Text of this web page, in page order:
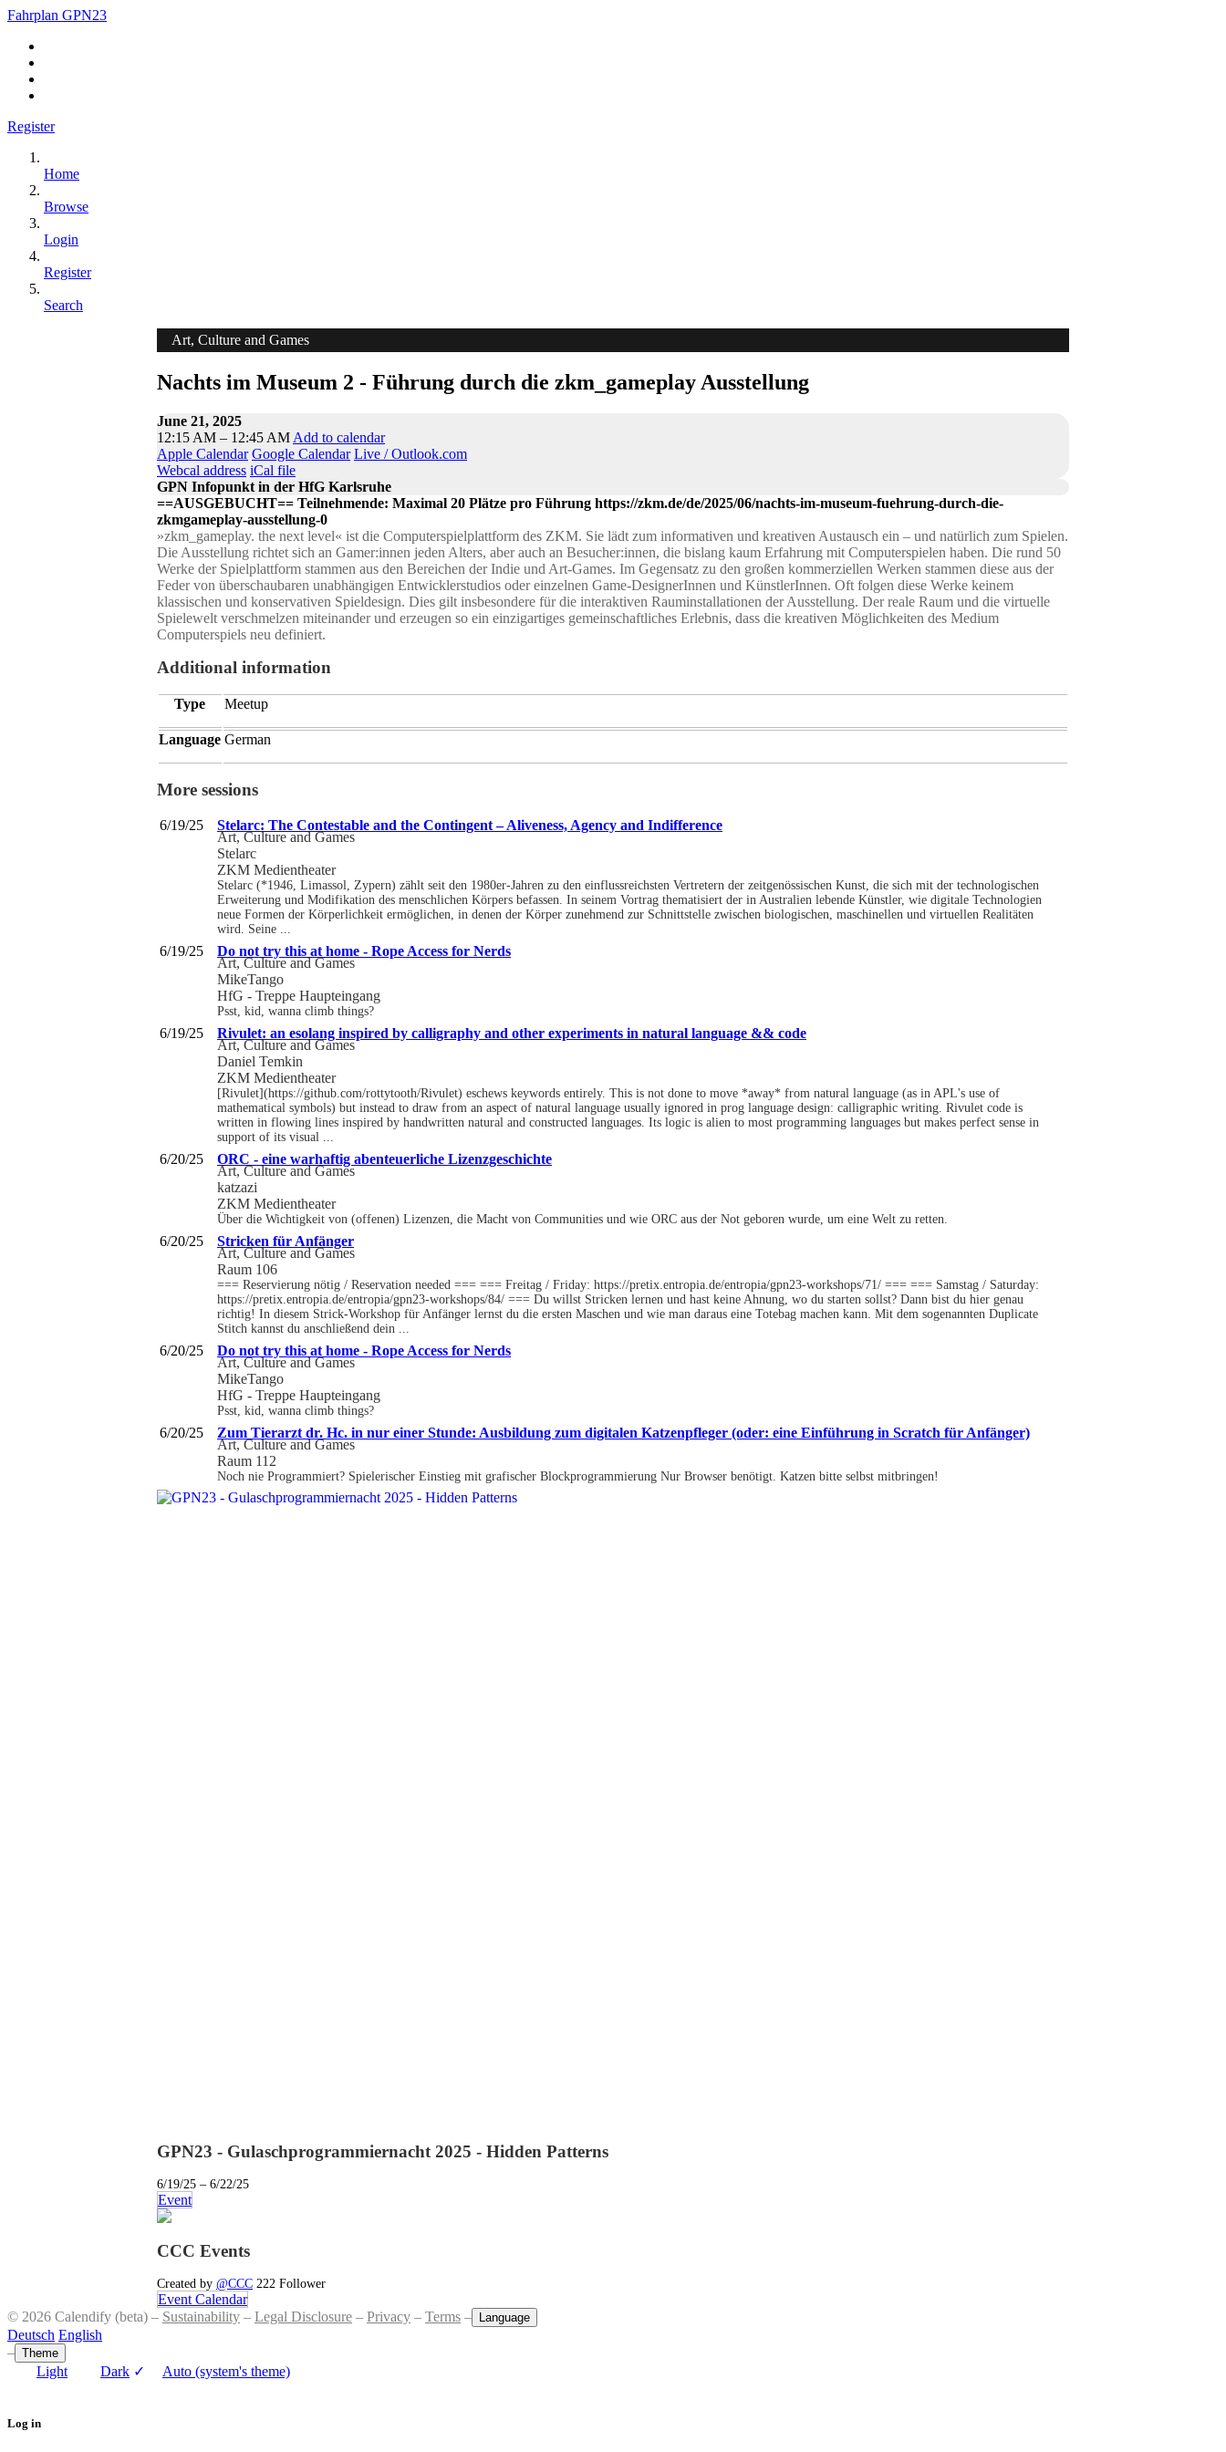
Fahrplan GPN23
Register
Home
Browse
Login
Register
Search
Art, Culture and Games
Nachts im Museum 2 - Führung durch die zkm_gameplay Ausstellung
June 21, 2025
12:15 AM – 12:45 AM Add to calendar
Apple Calendar Google Calendar Live / Outlook.com
Webcal address iCal file
GPN Infopunkt in der HfG Karlsruhe
==AUSGEBUCHT== Teilnehmende: Maximal 20 Plätze pro Führung https://zkm.de/de/2025/06/nachts-im-museum-fuehrung-durch-die-
zkmgameplay-ausstellung-0
»zkm_gameplay. the next level« ist die Computerspielplattform des ZKM. Sie lädt zum informativen und kreativen Austausch ein – und natürlich zum Spielen.
Die Ausstellung richtet sich an Gamer:innen jeden Alters, aber auch an Besucher:innen, die bislang kaum Erfahrung mit Computerspielen haben. Die rund 50
Werke der Spielplattform stammen aus den Bereichen der Indie und Art-Games. Im Gegensatz zu den großen kommerziellen Werken stammen diese aus der
Feder von überschaubaren unabhängigen Entwicklerstudios oder einzelnen Game-DesignerInnen und KünstlerInnen. Oft folgen diese Werke keinem
klassischen und konservativen Spieldesign. Dies gilt insbesondere für die interaktiven Rauminstallationen der Ausstellung. Der reale Raum und die virtuelle
Spielewelt verschmelzen miteinander und erzeugen so ein einzigartiges gemeinschaftliches Erlebnis, dass die kreativen Möglichkeiten des Medium
Computerspiels neu definiert.
Additional information
Type Meetup
Language German
More sessions
6/19/25 Stelarc: The Contestable and the Contingent – Aliveness, Agency and Indifference
Art, Culture and Games
Stelarc
ZKM Medientheater
Stelarc (*1946, Limassol, Zypern) zählt seit den 1980er-Jahren zu den einflussreichsten Vertretern der zeitgenössischen Kunst, die sich mit der technologischen
Erweiterung und Modifikation des menschlichen Körpers befassen. In seinem Vortrag thematisiert der in Australien lebende Künstler, wie digitale Technologien
neue Formen der Körperlichkeit ermöglichen, in denen der Körper zunehmend zur Schnittstelle zwischen biologischen, maschinellen und virtuellen Realitäten
wird. Seine ...
6/19/25 Do not try this at home - Rope Access for Nerds
Art, Culture and Games
MikeTango
HfG - Treppe Haupteingang
Psst, kid, wanna climb things?
6/19/25 Rivulet: an esolang inspired by calligraphy and other experiments in natural language && code
Art, Culture and Games
Daniel Temkin
ZKM Medientheater
[Rivulet](https://github.com/rottytooth/Rivulet) eschews keywords entirely. This is not done to move *away* from natural language (as in APL's use of
mathematical symbols) but instead to draw from an aspect of natural language usually ignored in prog language design: calligraphic writing. Rivulet code is
written in flowing lines inspired by handwritten natural and constructed languages. Its logic is alien to most programming languages but makes perfect sense in
support of its visual ...
6/20/25 ORC - eine warhaftig abenteuerliche Lizenzgeschichte
Art, Culture and Games
katzazi
ZKM Medientheater
Über die Wichtigkeit von (offenen) Lizenzen, die Macht von Communities und wie ORC aus der Not geboren wurde, um eine Welt zu retten.
6/20/25 Stricken für Anfänger
Art, Culture and Games
Raum 106
=== Reservierung nötig / Reservation needed === === Freitag / Friday: https://pretix.entropia.de/entropia/gpn23-workshops/71/ === === Samstag / Saturday:
https://pretix.entropia.de/entropia/gpn23-workshops/84/ === Du willst Stricken lernen und hast keine Ahnung, wo du starten sollst? Dann bist du hier genau
richtig! In diesem Strick-Workshop für Anfänger lernst du die ersten Maschen und wie man daraus eine Totebag machen kann. Mit dem sogenannten Duplicate
Stitch kannst du anschließend dein ...
6/20/25 Do not try this at home - Rope Access for Nerds
Art, Culture and Games
MikeTango
HfG - Treppe Haupteingang
Psst, kid, wanna climb things?
6/20/25 Zum Tierarzt dr. Hc. in nur einer Stunde: Ausbildung zum digitalen Katzenpfleger (oder: eine Einführung in Scratch für Anfänger)
Art, Culture and Games
Raum 112
Noch nie Programmiert? Spielerischer Einstieg mit grafischer Blockprogrammierung Nur Browser benötigt. Katzen bitte selbst mitbringen!
GPN23 - Gulaschprogrammiernacht 2025 - Hidden Patterns
6/19/25 – 6/22/25
Event
CCC Events
Created by @CCC 222 Follower
Event Calendar
© 2026 Calendify (beta) – Sustainability – Legal Disclosure – Privacy – Terms – Language
Deutsch English
– Theme
Light Dark ✓ Auto (system's theme)
Log in